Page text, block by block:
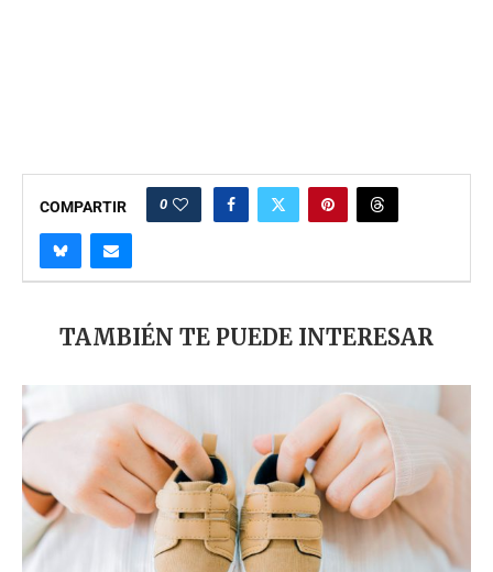
COMPARTIR 0
TAMBIÉN TE PUEDE INTERESAR